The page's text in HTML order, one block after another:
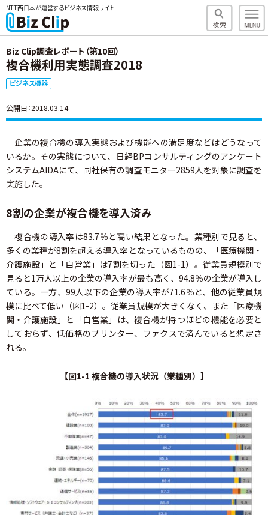
NTT西日本が運営するビジネス情報サイト
Biz Clip調査レポート（第10回）
複合機利用実態調査2018
ビジネス機器
公開日：2018.03.14
企業の複合機の導入実態および機能への満足度などはどうなって
いるか。その実態について、日経BPコンサルティングのアンケート
システムAIDAにて、同社保有の調査モニター2859人を対象に調査を
実施した。
8割の企業が複合機を導入済み
複合機の導入率は83.7％と高い結果となった。業種別で見ると、
多くの業種が8割を超える導入率となっているものの、「医療機関・
介護施設」と「自営業」は7割を切った（図1-1）。従業員規模別で
見ると1万人以上の企業の導入率が最も高く、94.8％の企業が導入し
ている。一方、99人以下の企業の導入率が71.6％と、他の従業員規
模に比べて低い（図1-2）。従業員規模が大きくなく、また「医療機
関・介護施設」と「自営業」は、複合機が持つほどの機能を必要と
しておらず、低価格のプリンター、ファクスで済んでいると想定さ
れる。
【図1-1 複合機の導入状況（業種別）】